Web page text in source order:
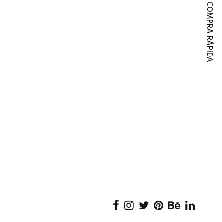
COMPRA RÁPIDA